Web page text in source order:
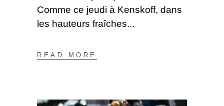
Comme ce jeudi à Kenskoff, dans
les hauteurs fraîches
READ MORE